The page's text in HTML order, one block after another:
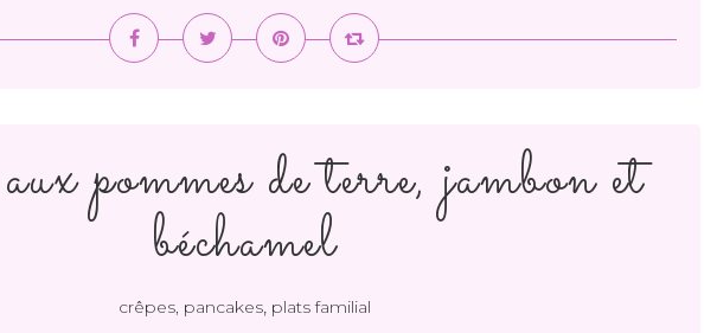
pommes de terre, jambon et
béchamel
crêpes, pancakes, plats familial